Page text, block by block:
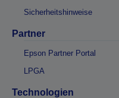
Sicherheitshinweise
Partner
Epson Partner Portal
LPGA
Technologien